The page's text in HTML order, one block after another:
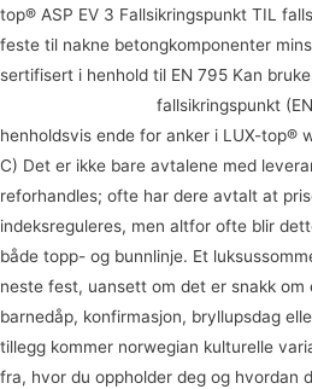
top® ASP EV 3 Fallsikringspunkt TIL
feste til nakne betongkomponenter
sertifisert i henhold til EN 795 Kan
fallsikringspunkt
henholdsvis ende for anker i LUX-top®
C) Det er ikke bare avtalene med
reforhandles; ofte har dere avtalt at
indeksreguleres, men altfor ofte blir
både topp- og bunnlinje. Et
neste fest, uansett om det er snakk
barnedåp, konfirmasjon, bryllupsdag
tillegg kommer norwegian kulturelle
fra, hvor du oppholder deg og hvordan